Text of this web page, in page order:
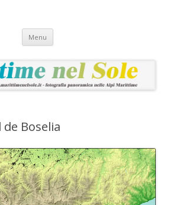
Menu Vai
contenuto
de Boselia